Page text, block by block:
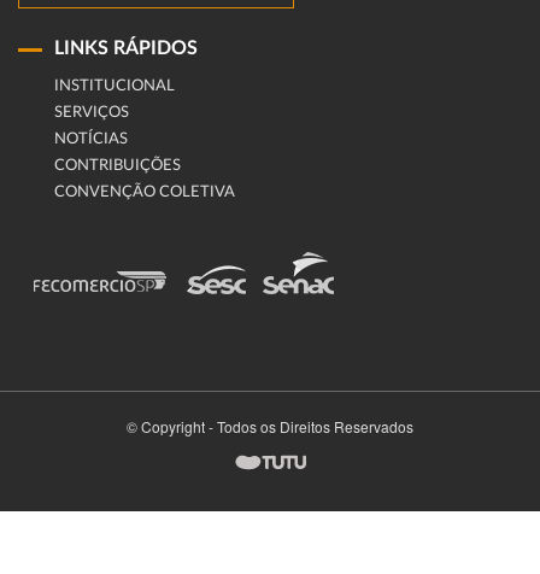
LINKS RÁPIDOS
INSTITUCIONAL
SERVIÇOS
NOTÍCIAS
CONTRIBUIÇÕES
CONVENÇÃO COLETIVA
© Copyright - Todos os Direitos Reservados